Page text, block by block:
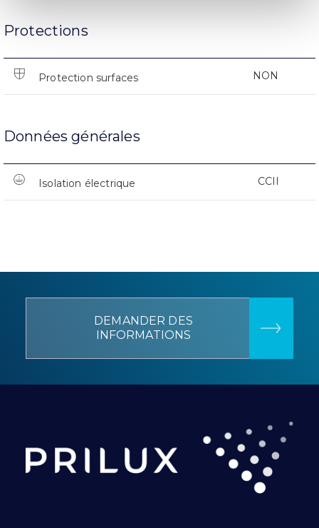
Protections
Protection surfaces NON
Données générales
Isolation électrique CCII
DEMANDER DES
INFORMATIONS